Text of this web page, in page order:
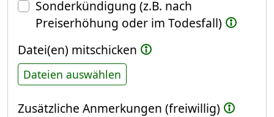
Sonderkündigung (z.B. nach
Preiserhöhung oder im Todesfall)
Datei(en) mitschicken
Dateien auswählen
Zusätzliche Anmerkungen (freiwillig)